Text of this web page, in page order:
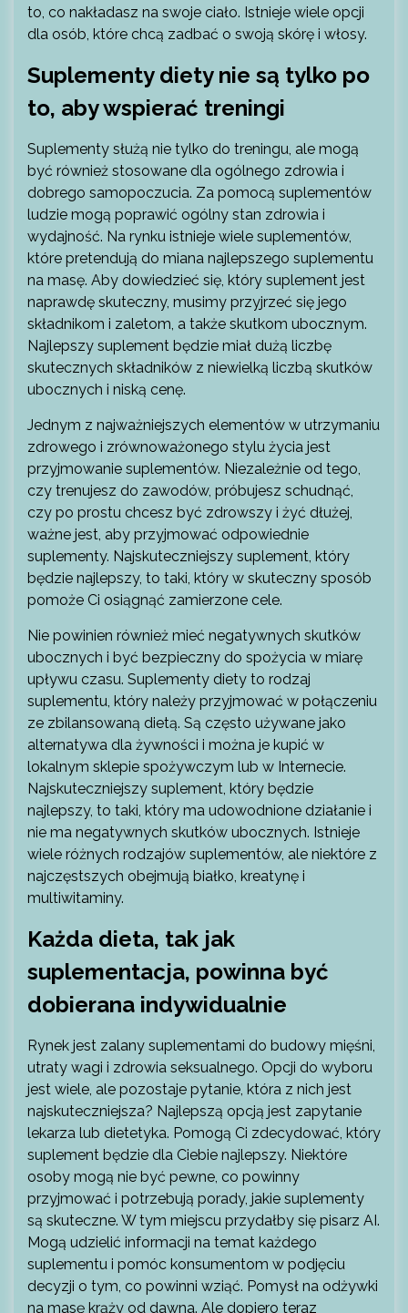
to, co nakładasz na swoje ciało. Istnieje wiele opcji
dla osób, które chcą zadbać o swoją skórę i włosy.
Suplementy diety nie są tylko po
to, aby wspierać treningi
Suplementy służą nie tylko do treningu, ale mogą
być również stosowane dla ogólnego zdrowia i
dobrego samopoczucia. Za pomocą suplementów
ludzie mogą poprawić ogólny stan zdrowia i
wydajność. Na rynku istnieje wiele suplementów,
które pretendują do miana najlepszego suplementu
na masę. Aby dowiedzieć się, który suplement jest
naprawdę skuteczny, musimy przyjrzeć się jego
składnikom i zaletom, a także skutkom ubocznym.
Najlepszy suplement będzie miał dużą liczbę
skutecznych składników z niewielką liczbą skutków
ubocznych i niską cenę.
Jednym z najważniejszych elementów w utrzymaniu
zdrowego i zrównoważonego stylu życia jest
przyjmowanie suplementów. Niezależnie od tego,
czy trenujesz do zawodów, próbujesz schudnąć,
czy po prostu chcesz być zdrowszy i żyć dłużej,
ważne jest, aby przyjmować odpowiednie
suplementy. Najskuteczniejszy suplement, który
będzie najlepszy, to taki, który w skuteczny sposób
pomoże Ci osiągnąć zamierzone cele.
Nie powinien również mieć negatywnych skutków
ubocznych i być bezpieczny do spożycia w miarę
upływu czasu. Suplementy diety to rodzaj
suplementu, który należy przyjmować w połączeniu
ze zbilansowaną dietą. Są często używane jako
alternatywa dla żywności i można je kupić w
lokalnym sklepie spożywczym lub w Internecie.
Najskuteczniejszy suplement, który będzie
najlepszy, to taki, który ma udowodnione działanie i
nie ma negatywnych skutków ubocznych. Istnieje
wiele różnych rodzajów suplementów, ale niektóre z
najczęstszych obejmują białko, kreatynę i
multiwitaminy.
Każda dieta, tak jak
suplementacja, powinna być
dobierana indywidualnie
Rynek jest zalany suplementami do budowy mięśni,
utraty wagi i zdrowia seksualnego. Opcji do wyboru
jest wiele, ale pozostaje pytanie, która z nich jest
najskuteczniejsza? Najlepszą opcją jest zapytanie
lekarza lub dietetyka. Pomogą Ci zdecydować, który
suplement będzie dla Ciebie najlepszy. Niektóre
osoby mogą nie być pewne, co powinny
przyjmować i potrzebują porady, jakie suplementy
są skuteczne. W tym miejscu przydałby się pisarz AI.
Mogą udzielić informacji na temat każdego
suplementu i pomóc konsumentom w podjęciu
decyzji o tym, co powinni wziąć. Pomysł na odżywki
na masę krąży od dawna. Ale dopiero teraz